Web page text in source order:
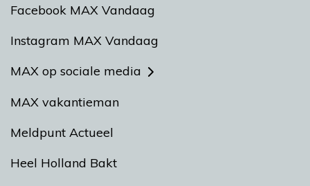
Facebook MAX Vandaag
Instagram MAX Vandaag
MAX op sociale media
MAX vakantieman
Meldpunt Actueel
Heel Holland Bakt